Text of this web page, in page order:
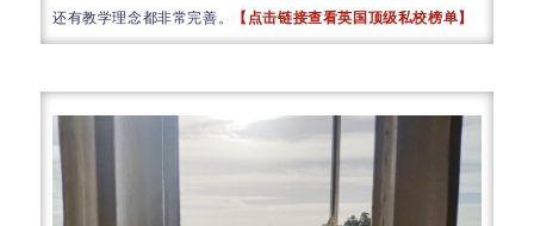
还有教学理念都非常完善。
【点击链接查看英国顶级私校榜单】